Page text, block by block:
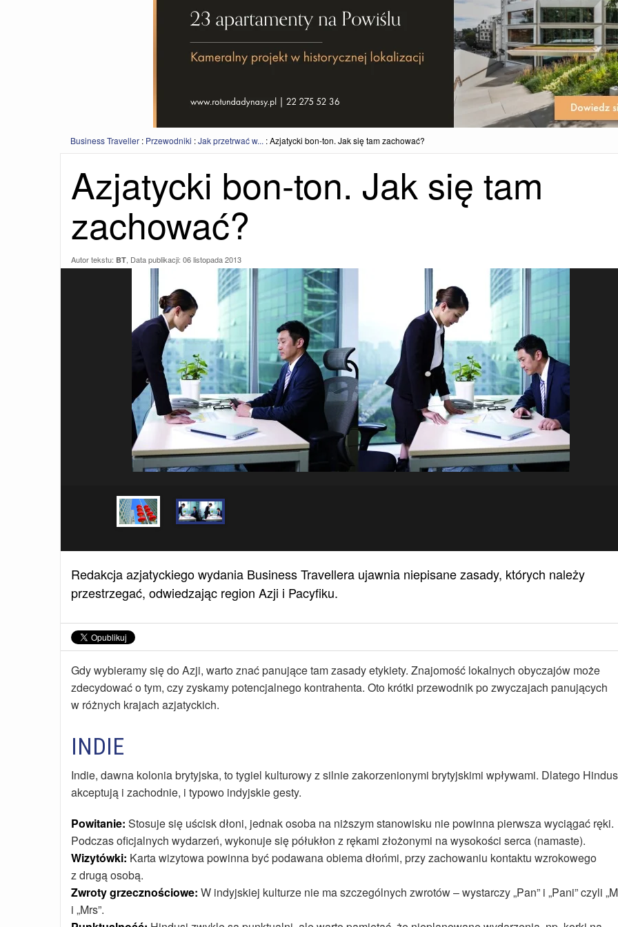
Business Traveller : Przewodniki :Jak przetrwać w... :Azjatycki bon-ton. Jak się tam zachować?
Azjatycki bon-ton. Jak się tam
zachować?
Autor tekstu: BT, Data publikacji: 06 listopada 2013
Redakcja azjatyckiego wydania Business Travellera ujawnia niepisane zasady, których należy
przestrzegać, odwiedzając region Azji i Pacyfiku.
Gdy wybieramy się do Azji, warto znać panujące tam zasady etykiety. Znajomość lokalnych obyczajów może
zdecydować o tym, czy zyskamy potencjalnego kontrahenta. Oto krótki przewodnik po zwyczajach panujących
w różnych krajach azjatyckich.
INDIE
Indie, dawna kolonia brytyjska, to tygiel kulturowy z silnie zakorzenionymi brytyjskimi wpływami. Dlatego
akceptują i zachodnie, i typowo indyjskie gesty.
Powitanie: Stosuje się uścisk dłoni, jednak osoba na niższym stanowisku nie powinna pierwsza wyciągać ręki.
Podczas oficjalnych wydarzeń, wykonuje się półukłon z rękami złożonymi na wysokości serca (namaste).
Wizytówki: Karta wizytowa powinna być podawana obiema dłońmi, przy zachowaniu kontaktu wzrokowego
z drugą osobą.
Zwroty grzecznościowe: W indyjskiej kulturze nie ma szczególnych zwrotów – wystarczy „Pan” i „Pani” czyli
i „Mrs”.